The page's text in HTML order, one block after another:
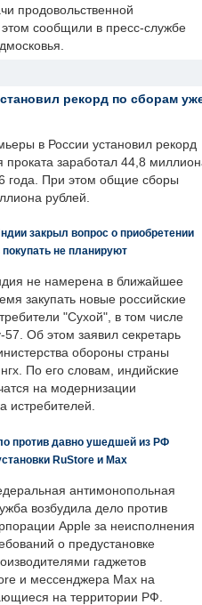
продовольственной
сообщили в пресс-службе
рекорд по сборам
в России установил рекорд
заработал 44,8
года. При этом общие сборы
рублей.
закрыл вопрос о приобретении
не планируют
не намерена в ближайшее
закупать новые российские
"Сухой", в том числе
57. Об этом заявил секретарь
обороны страны
По его словам, индийские
на модернизации
истребителей.
против давно ушедшей из РФ
RuStore и Max
антимонопольная
возбудила дело против
Apple за неисполнения
о предустановке
гаджетов
и мессенджера Max на
на территории РФ.